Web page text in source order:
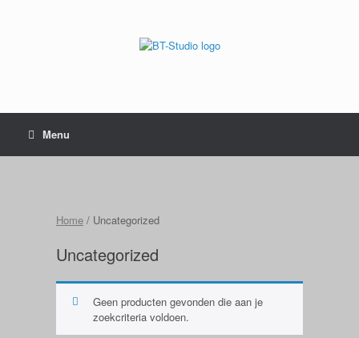
Menu
Home / Uncategorized
Uncategorized
Geen producten gevonden die aan je
zoekcriteria voldoen.